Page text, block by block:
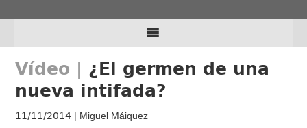
¿El germen de una
nueva intifada?
11/11/2014 | Miguel Máiquez